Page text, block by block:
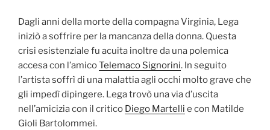
Dagli anni della morte della compagna Virginia, Lega
iniziò a soffrire per la mancanza della donna. Questa
crisi esistenziale fu acuita inoltre da una polemica
accesa con l’amicoTelemaco Signorini. In seguito
l’artista soffrì di una malattia agli occhi molto grave che
gli impedì dipingere. Lega trovò una via d’uscita
nell’amicizia con il critico Diego Martelli e con Matilde
Gioli Bartolommei.